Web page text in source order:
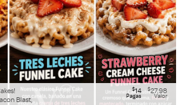
Blast,
$14
Pagas
$27.98
Valor